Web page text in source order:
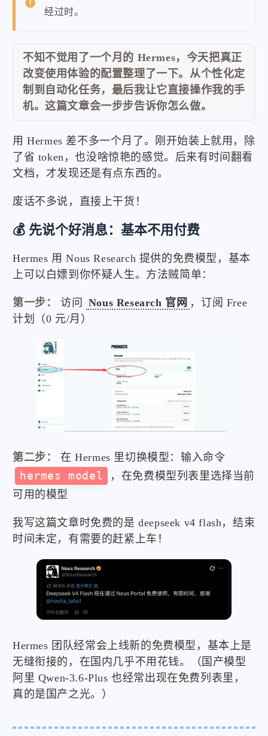
经过时。
不知不觉用了一个月的 Hermes，今天把真正
改变使用体验的配置整理了一下。从个性化定
制到自动化任务，最后我让它直接操作我的手
机。这篇文章会一步步告诉你怎么做。
用 Hermes 差不多一个月了。刚开始装上就用，除
了省 token，也没啥惊艳的感觉。后来有时间翻看
文档，才发现还是有点东西的。
废话不多说，直接上干货！
💰 先说个好消息：基本不用付费
Hermes 用 Nous Research 提供的免费模型，基本
上可以白嫖到你怀疑人生。方法贼简单：
第一步： 访问 Nous Research 官网 ，订阅 Free
计划（0 元/月）
第二步：
在 Hermes 里切换模型：输入命令
hermes model
，在免费模型列表里选择当前
可用的模型
我写这篇文章时免费的是 deepseek v4 flash，结束
时间未定，有需要的赶紧上车！
Hermes 团队经常会上线新的免费模型，基本上是
无缝衔接的，在国内几乎不用花钱。（国产模型
阿里 Qwen-3.6-Plus 也经常出现在免费列表里，
真的是国产之光。）